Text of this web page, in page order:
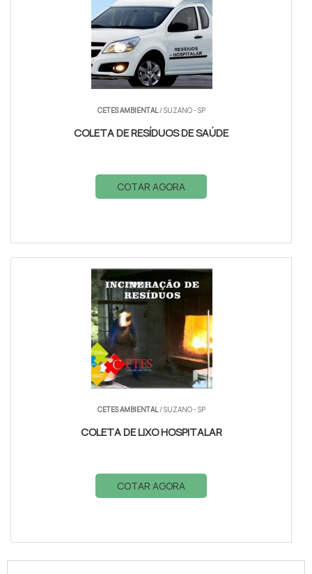
CETES AMBIENTAL/ SUZANO - SP
COLETA DE RESÍDUOS DE SAÚDE
COTAR AGORA
CETES AMBIENTAL/ SUZANO - SP
COLETA DE LIXO HOSPITALAR
COTAR AGORA